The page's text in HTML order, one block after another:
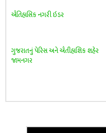
ઐતિહાસિક નગરી ઇડર
ગુજરાતનું પેરિસ અને ઐતીહાશિક શહેર
જામનગર